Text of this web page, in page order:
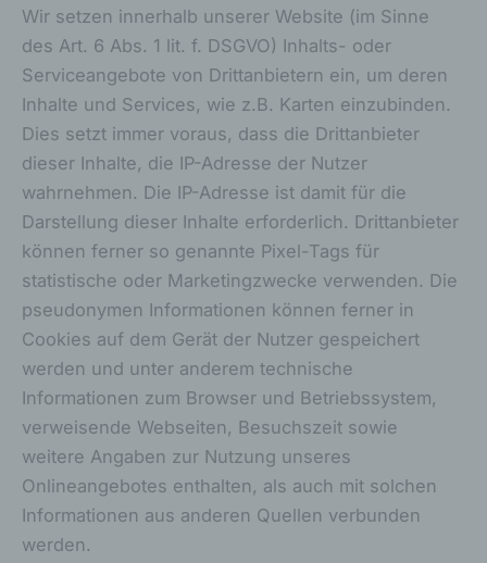
Wir setzen innerhalb unserer Website (im Sinne
des Art. 6 Abs. 1 lit. f. DSGVO) Inhalts- oder
Serviceangebote von Drittanbietern ein, um deren
Inhalte und Services, wie z.B. Karten einzubinden.
Dies setzt immer voraus, dass die Drittanbieter
dieser Inhalte, die IP-Adresse der Nutzer
wahrnehmen. Die IP-Adresse ist damit für die
Darstellung dieser Inhalte erforderlich. Drittanbieter
können ferner so genannte Pixel-Tags für
statistische oder Marketingzwecke verwenden. Die
pseudonymen Informationen können ferner in
Cookies auf dem Gerät der Nutzer gespeichert
werden und unter anderem technische
Informationen zum Browser und Betriebssystem,
verweisende Webseiten, Besuchszeit sowie
weitere Angaben zur Nutzung unseres
Onlineangebotes enthalten, als auch mit solchen
Informationen aus anderen Quellen verbunden
werden.
c) Verarbeitung
Verarbeitung ist jeder mit oder ohne Hilfe
automatisierter Verfahren ausgeführte
Vorgang oder jede solche Vorgangsreihe im
Zusammenhang mit personenbezogenen
Daten wie das Erheben, das Erfassen, die
Organisation, das Ordnen, die Speicherung,
die Anpassung oder Veränderung, das
Auslesen, das Abfragen, die Verwendung,
die Offenlegung durch Übermittlung,
Bereitstellung, den Abgleich oder die
Verknüpfung, die Einschränkung, das
Löschen oder die Vernichtung.
Einschränkung der Verarbeitung ist die
Markierung gespeicherter
personenbezogener Daten mit dem Ziel,
ihre künftige Verarbeitung einzuschränken.